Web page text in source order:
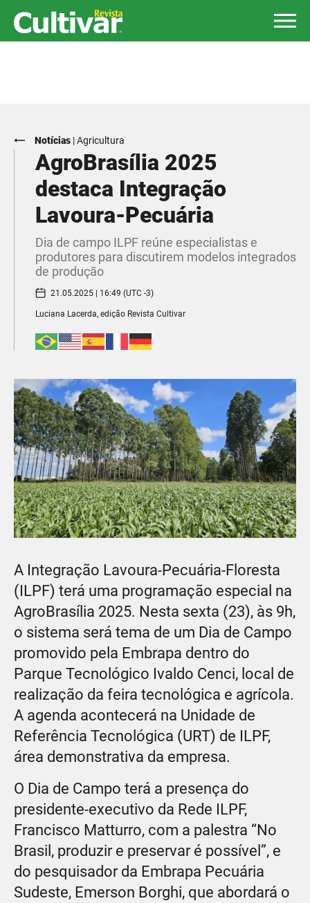
Notícias |Agricultura
AgroBrasília 2025
destaca Integração
Lavoura-Pecuária
Dia de campo ILPF reúne especialistas e
produtores para discutirem modelos integrados
de produção
21.05.2025 | 16:49 (UTC -3)
Luciana Lacerda, edição Revista Cultivar
A Integração Lavoura-Pecuária-Floresta
(ILPF) terá uma programação especial na
AgroBrasília 2025. Nesta sexta (23), às 9h,
o sistema será tema de um Dia de Campo
promovido pela Embrapa dentro do
Parque Tecnológico Ivaldo Cenci, local de
realização da feira tecnológica e agrícola.
A agenda acontecerá na Unidade de
Referência Tecnológica (URT) de ILPF,
área demonstrativa da empresa.
O Dia de Campo terá a presença do
presidente-executivo da Rede ILPF,
Francisco Matturro, com a palestra “No
Brasil, produzir e preservar é possível”, e
do pesquisador da Embrapa Pecuária
Sudeste, Emerson Borghi, que abordará o